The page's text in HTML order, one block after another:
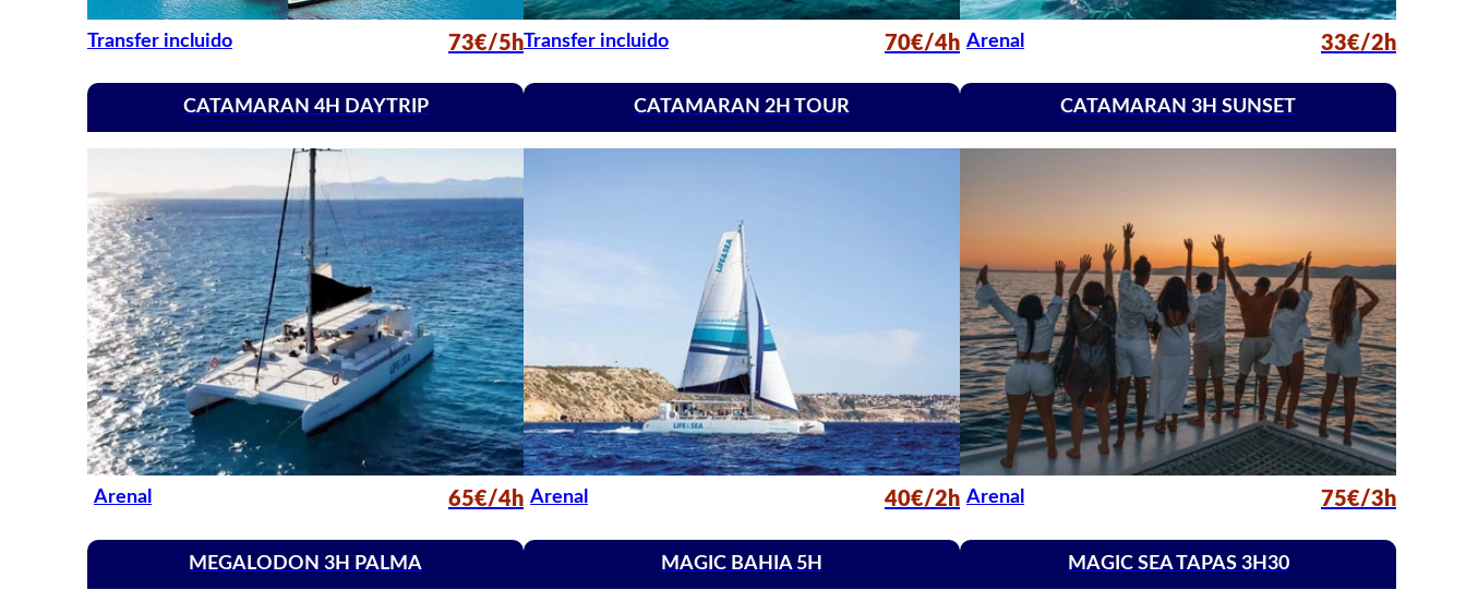
Transfer incluido 73€/5hTransfer incluido 70€/4h Arenal 33€/2h
CATAMARAN 4H DAYTRIP
Arenal 65€/4h
CATAMARAN 2H TOUR
Arenal 40€/2h
CATAMARAN 3H SUNSET
Arenal 75€/3h
MEGALODON 3H PALMA MAGIC BAHIA 5H MAGIC SEA TAPAS 3H30